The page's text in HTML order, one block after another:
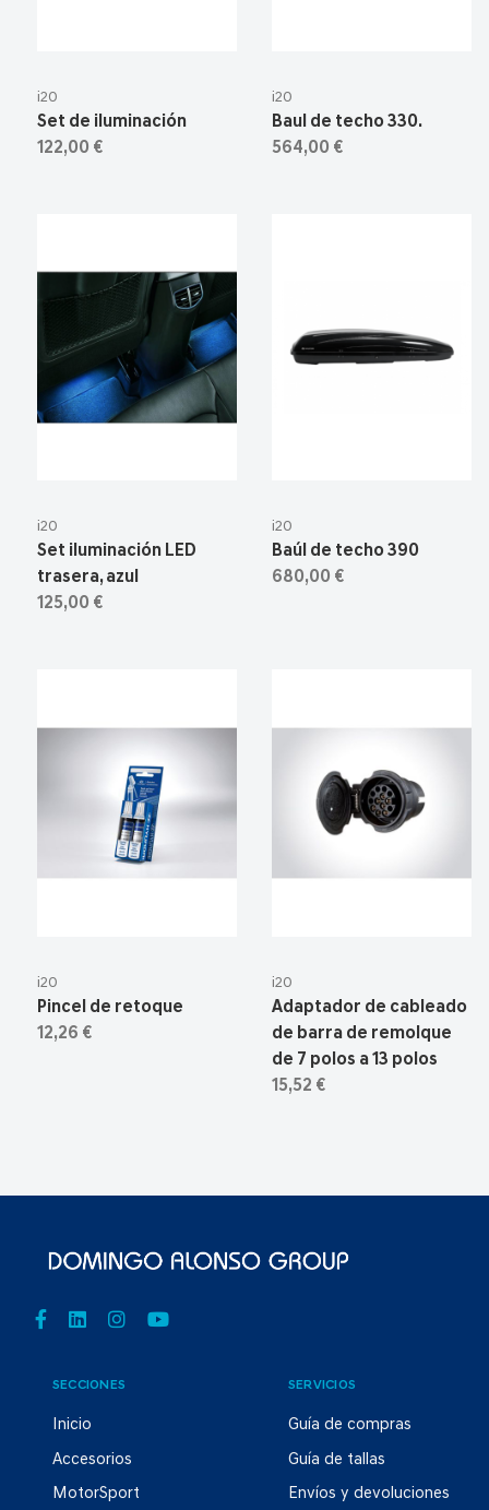
i20
Set de iluminación
122,00 €
i20
Baul de techo 330.
564,00 €
i20
Set iluminación LED
trasera, azul
125,00 €
i20
Baúl de techo 390
680,00 €
i20
Pincel de retoque
12,26 €
i20
Adaptador de cableado
de barra de remolque
de 7 polos a 13 polos
15,52 €
SECCIONES
Inicio
Accesorios
MotorSport
SERVICIOS
Guía de compras
Guía de tallas
Envíos y devoluciones